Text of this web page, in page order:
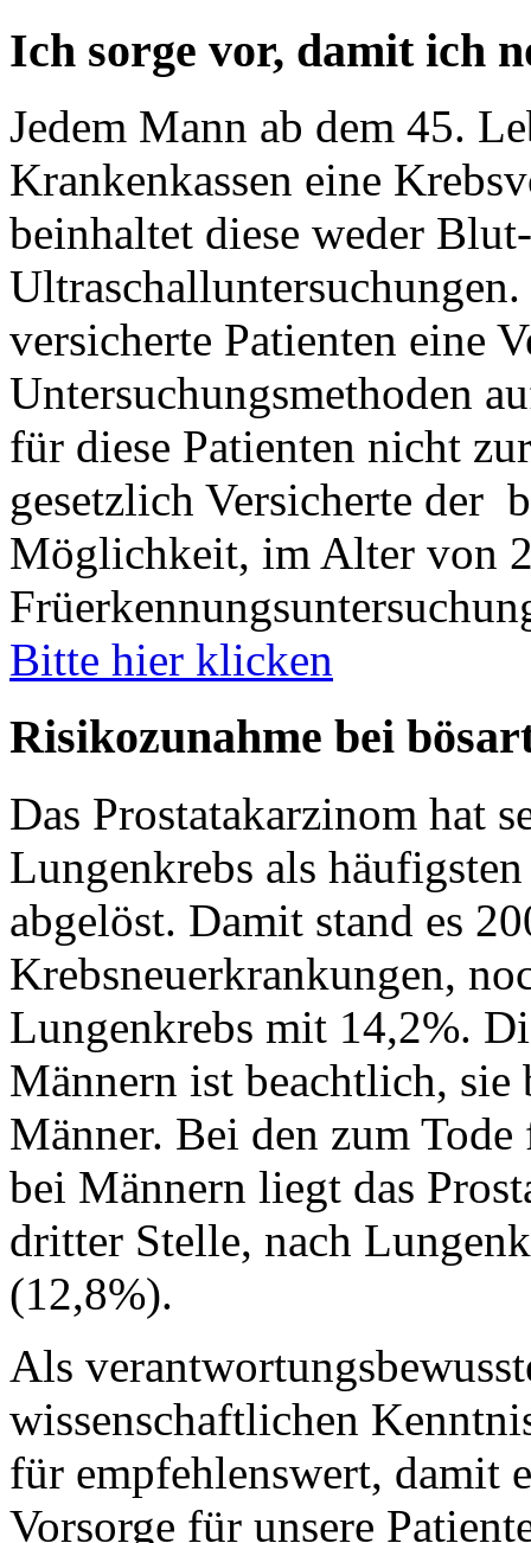
Ich sorge vor, damit ich
Jedem Mann ab dem 45.
Krankenkassen eine
beinhaltet diese weder
versicherte Patienten eine
Untersuchungsmethoden
für diese Patienten nicht
gesetzlich Versicherte der
Möglichkeit, im Alter von
Bitte hier klicken
Risikozunahme bei
Das Prostatakarzinom hat
Lungenkrebs als
abgelöst. Damit stand es
Krebsneuerkrankungen,
Lungenkrebs mit 14,2%.
Männern ist beachtlich,
Männer. Bei den zum
bei Männern liegt das
dritter Stelle, nach
(12,8%).
Als
wissenschaftlichen
für empfehlenswert, damit
Vorsorge für unsere